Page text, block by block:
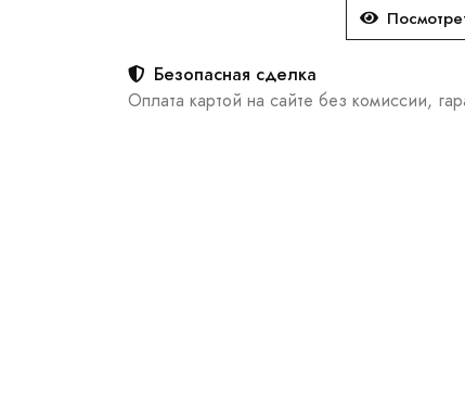
Безопасная сделка
Оплата картой на сайте без комиссии,